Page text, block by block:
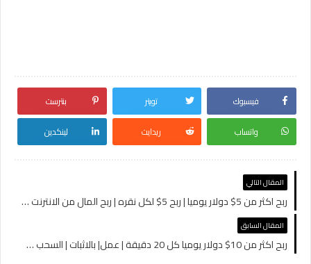
فيسبوك تويتر
بنترست
واتساب
ريدايت لينكدين
المقال التالي
ربح اكثر من 5$ دولار يوميا | ربح 5$ لكل نقره | ربح المال من الانترنت للمبتدئين 2021
المقال السابق
ربح اكثر من 10$ دولار يوميا كل 20 دقيقة | عمل| بالاثبات | السحب فودافون كاش